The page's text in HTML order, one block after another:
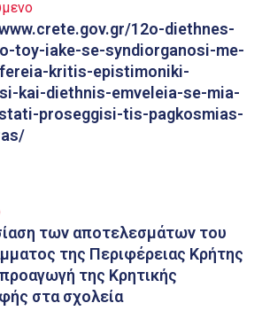
12o-diethnes-
toy-iake-se-syndiorganosi-me-
kritis-epistimoniki-
kai-diethnis-emveleia-se-mia-
proseggisi-tis-pagkosmias-
των αποτελεσμάτων του
της Περιφέρειας Κρήτης
προαγωγή της Κρητικής
στα σχολεία